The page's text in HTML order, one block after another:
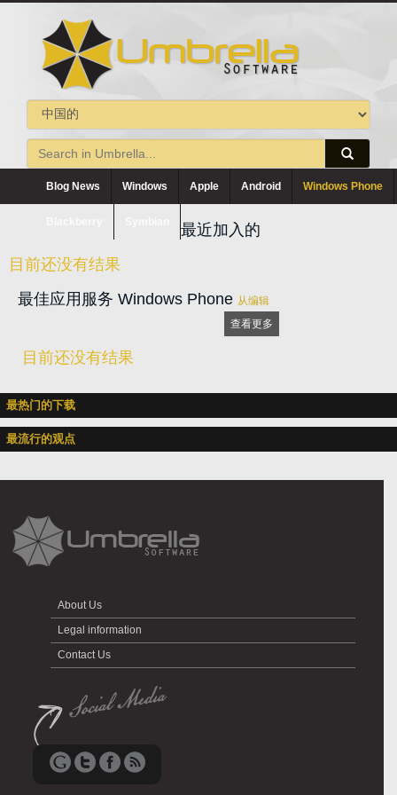
Blog News Windows Apple Android Windows Phone
最近加入的
目前还没有结果
最佳应用服务 Windows Phone 从编辑
查看更多
目前还没有结果
最热门的下载
最流行的观点
About Us
Legal information
Contact Us